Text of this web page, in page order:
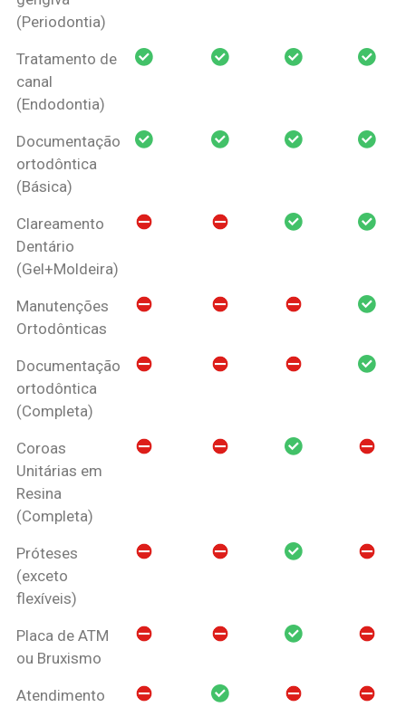
(Periodontia)
Tratamento de
canal
(Endodontia)
Documentação
ortodôntica
(Básica)
Clareamento
Dentário
(Gel+Moldeira)
Manutenções
Ortodônticas
Documentação
ortodôntica
(Completa)
Coroas
Unitárias em
Resina
(Completa)
Próteses
(exceto
flexíveis)
Placa de ATM
ou Bruxismo
Atendimento